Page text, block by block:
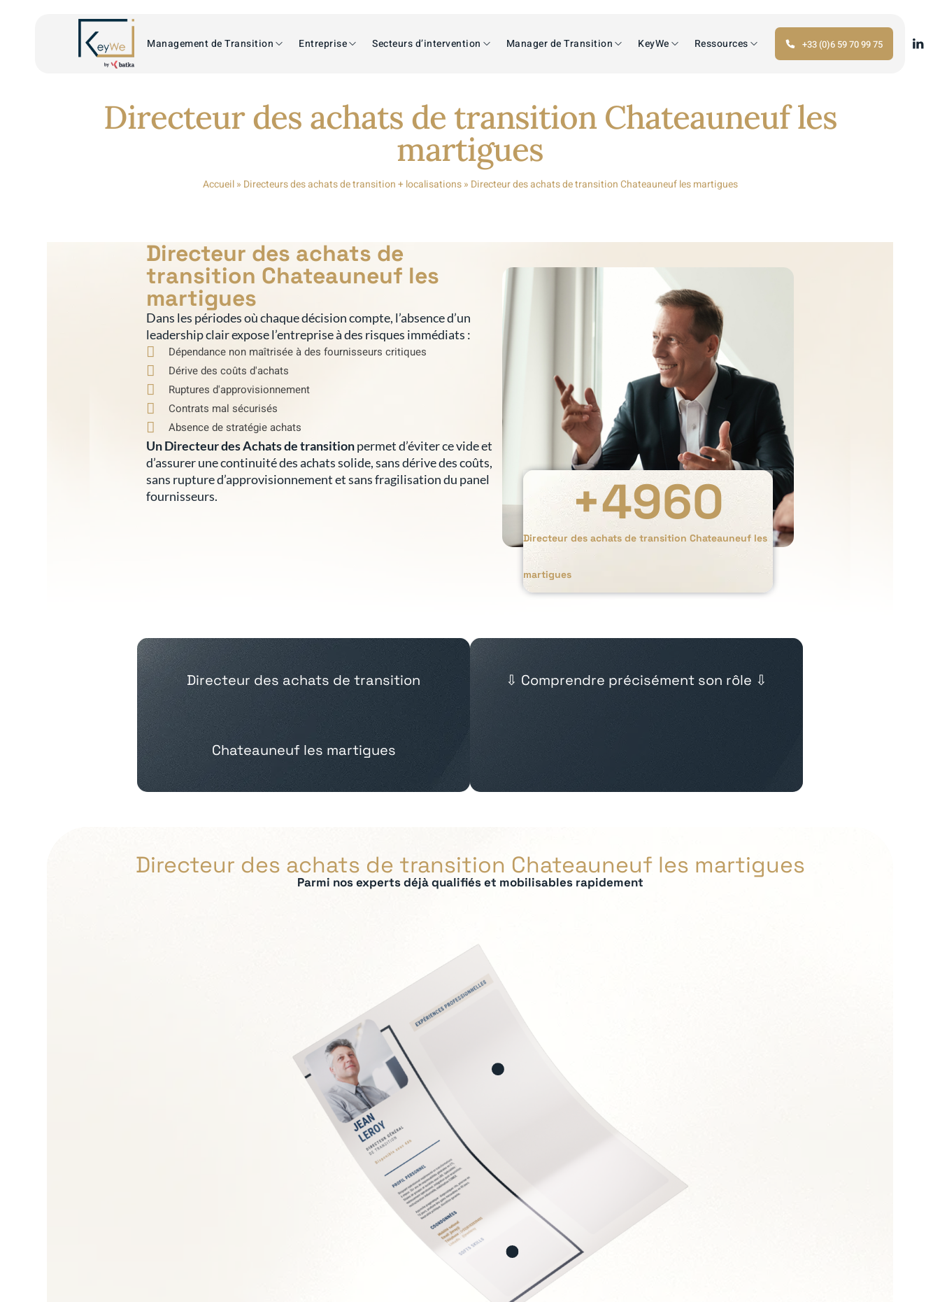
Management de Transition Entreprise Secteurs d’intervention Manager de Transition KeyWe Ressources +33 (0)6 59 70 99 75
Directeur des achats de transition Chateauneuf les
martigues
Accueil» Directeurs des achats de transition + localisations» Directeur des achats de transition Chateauneuf les martigues
Directeur des achats de
transition Chateauneuf les
martigues
Dans les périodes où chaque décision compte, l’absence d’un
leadership clair expose l’entreprise à des risques immédiats :
Dépendance non maîtrisée à des fournisseurs critiques
Dérive des coûts d'achats
Ruptures d'approvisionnement
Contrats mal sécurisés
Absence de stratégie achats
Un Directeur des Achats de transitionpermet d’éviter ce vide et
d’assurer une continuité des achats solide, sans dérive des coûts,
sans rupture d’approvisionnement et sans fragilisation du panel
fournisseurs.
Directeur des achats de transition Chateauneuf les
martigues
+4960
Directeur des achats de transition
Chateauneuf les martigues
⇩ Comprendre précisément son rôle ⇩
Directeur des achats de transition Chateauneuf les martigues
Parmi nos experts déjà qualifiés et mobilisables rapidement
Soft Skills recherchées :
Sens de la négociation et assertivité
Rigueur analytique et orientation coûts
Vision stratégique et long terme
Capacité à travailler en transversal
Stratégie achats et panel fournisseurs
Négociation et gestion des contrats
Achats directs et indirects
Gestion des risques fournisseurs
Performance achats et économies